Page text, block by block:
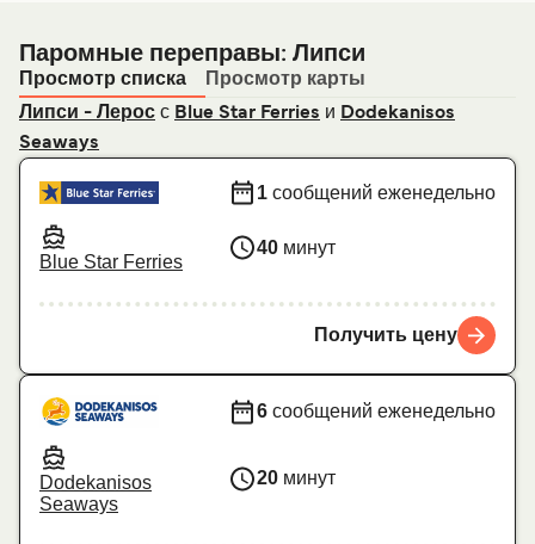
Паромные переправы: Липси
Просмотр списка
Просмотр карты
Липси - Лерос с Blue Star Ferries и Dodekanisos
Seaways
Blue Star Ferries
1 сообщений еженедельно
40 минут
Получить цену
Dodekanisos
Seaways
6 сообщений еженедельно
20 минут